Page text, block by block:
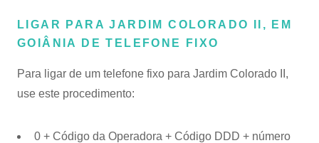
LIGAR PARA JARDIM COLORADO II, EM
GOIÂNIA DE TELEFONE FIXO
Para ligar de um telefone fixo para Jardim Colorado II,
use este procedimento:
0 + Código da Operadora + Código DDD + número